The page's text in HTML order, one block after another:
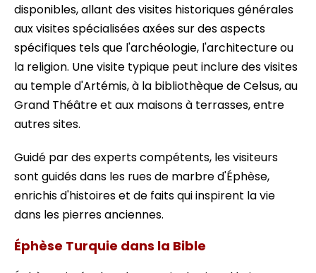
disponibles, allant des visites historiques générales
aux visites spécialisées axées sur des aspects
spécifiques tels que l'archéologie, l'architecture ou
la religion. Une visite typique peut inclure des visites
au temple d'Artémis, à la bibliothèque de Celsus, au
Grand Théâtre et aux maisons à terrasses, entre
autres sites.
Guidé par des experts compétents, les visiteurs
sont guidés dans les rues de marbre d'Éphèse,
enrichis d'histoires et de faits qui inspirent la vie
dans les pierres anciennes.
Éphèse Turquie dans la Bible